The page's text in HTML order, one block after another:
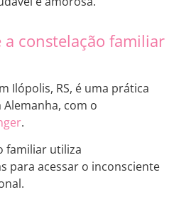
a constelação familiar
Ilópolis, RS, é uma prática
com o
.
familiar utiliza
para acessar o inconsciente